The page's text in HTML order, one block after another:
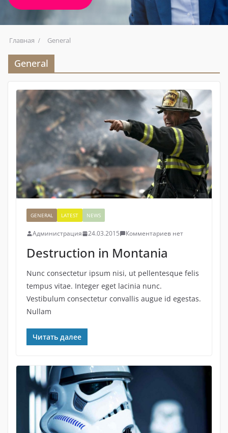
Главная General
General
GENERAL LATEST NEWS
Администрация 24.03.2015 Комментариев нет
Destruction in Montania
Nunc consectetur ipsum nisi, ut pellentesque felis
tempus vitae. Integer eget lacinia nunc.
Vestibulum consectetur convallis augue id egestas.
Nullam
Читать далее